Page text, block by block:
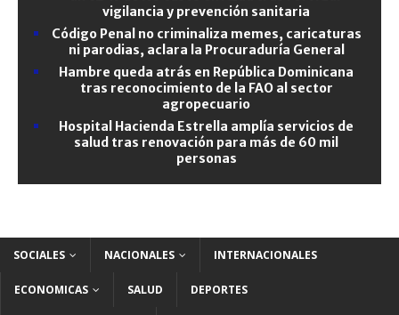
vigilancia y prevención sanitaria
Código Penal no criminaliza memes, caricaturas
ni parodias, aclara la Procuraduría General
Hambre queda atrás en República Dominicana
tras reconocimiento de la FAO al sector
agropecuario
Hospital Hacienda Estrella amplía servicios de
salud tras renovación para más de 60 mil
personas
SOCIALES NACIONALES INTERNACIONALES
ECONOMICAS SALUD DEPORTES